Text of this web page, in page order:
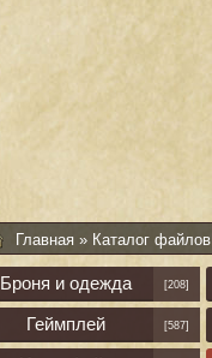
Главная » Каталог файлов
Броня и одежда [208]
Геймплей [587]